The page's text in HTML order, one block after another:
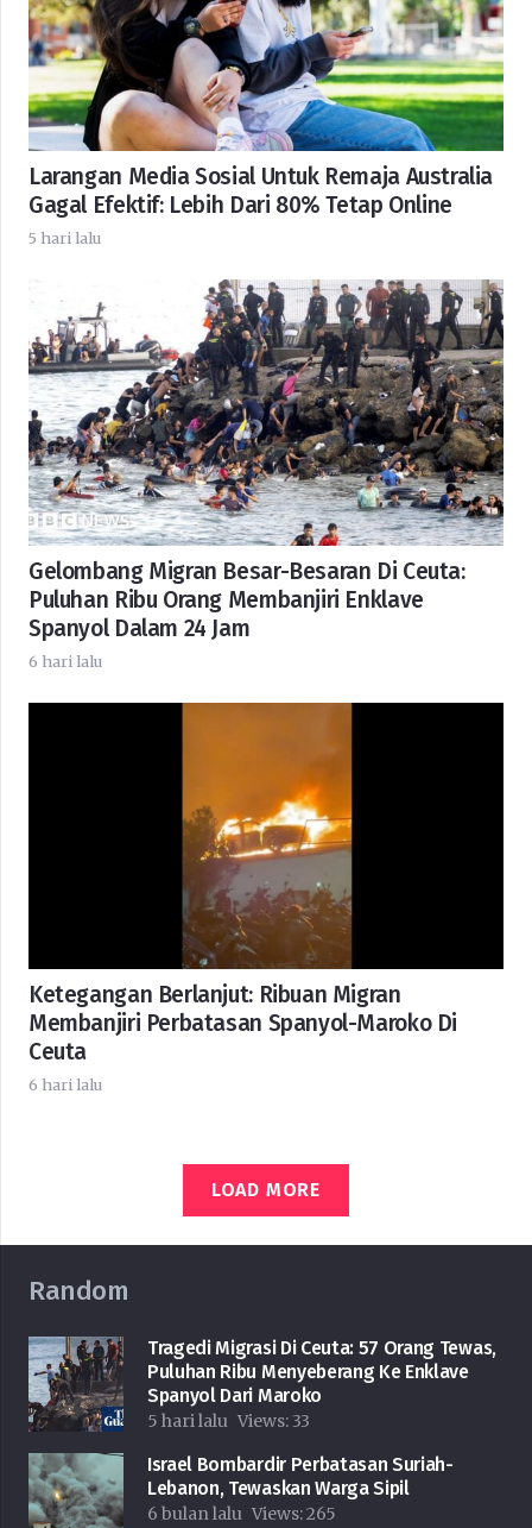
Larangan Media Sosial Untuk Remaja Australia
Gagal Efektif: Lebih Dari 80% Tetap Online
5 hari lalu
Gelombang Migran Besar-Besaran Di Ceuta:
Puluhan Ribu Orang Membanjiri Enklave
Spanyol Dalam 24 Jam
6 hari lalu
Ketegangan Berlanjut: Ribuan Migran
Membanjiri Perbatasan Spanyol-Maroko Di
Ceuta
6 hari lalu
LOAD MORE
Random
Tragedi Migrasi Di Ceuta: 57 Orang Tewas,
Puluhan Ribu Menyeberang Ke Enklave
Spanyol Dari Maroko
5 hari lalu Views: 33
Israel Bombardir Perbatasan Suriah-
Lebanon, Tewaskan Warga Sipil
6 bulan lalu Views:265